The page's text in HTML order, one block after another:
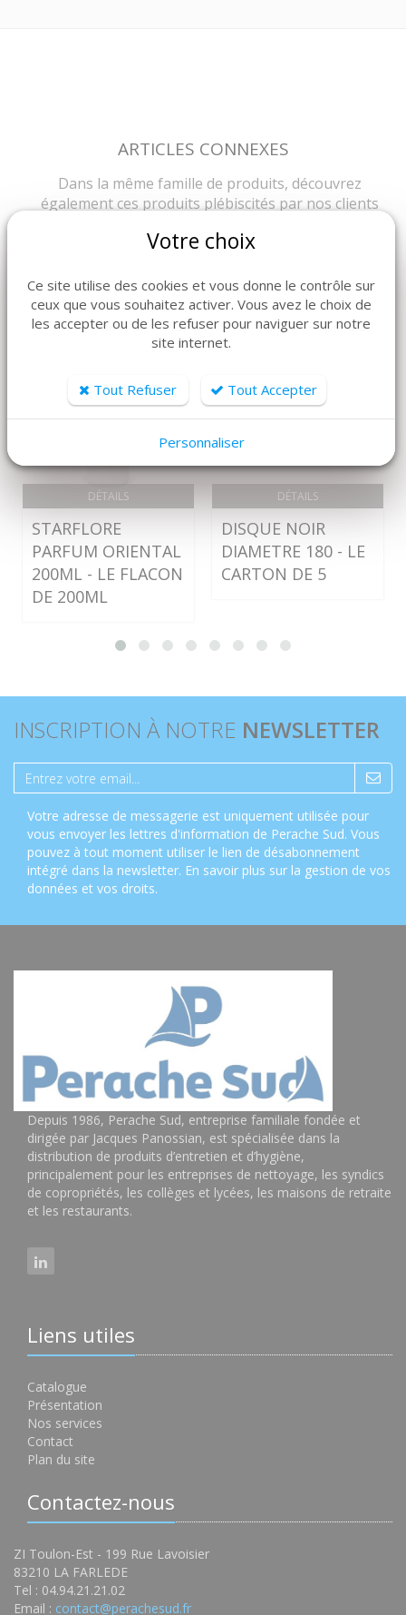
ARTICLES CONNEXES
Dans la même famille de produits, découvrez
également ces produits plébiscités par nos clients
DÉTAILS
STARFLORE
PARFUM ORIENTAL
200ML - LE FLACON
DE 200ML
DÉTAILS
DISQUE NOIR
DIAMETRE 180 - LE
CARTON DE 5
INSCRIPTION À NOTRE NEWSLETTER
Votre adresse de messagerie est uniquement utilisée pour
vous envoyer les lettres d'information de Perache Sud. Vous
pouvez à tout moment utiliser le lien de désabonnement
intégré dans la newsletter. En savoir plus sur la gestion de vos
données et vos droits.
Depuis 1986, Perache Sud, entreprise familiale fondée et
dirigée par Jacques Panossian, est spécialisée dans la
distribution de produits d’entretien et d’hygiène,
principalement pour les entreprises de nettoyage, les syndics
de copropriétés, les collèges et lycées, les maisons de retraite
et les restaurants.
Liens utiles
Catalogue
Présentation
Nos services
Contact
Plan du site
Contactez-nous
ZI Toulon-Est - 199 Rue Lavoisier
83210 LA FARLEDE
Tel : 04.94.21.21.02
Email : contact@perachesud.fr
Votre choix
Ce site utilise des cookies et vous donne le contrôle sur
ceux que vous souhaitez activer. Vous avez le choix de
les accepter ou de les refuser pour naviguer sur notre
site internet.
Tout Refuser Tout Accepter
Personnaliser